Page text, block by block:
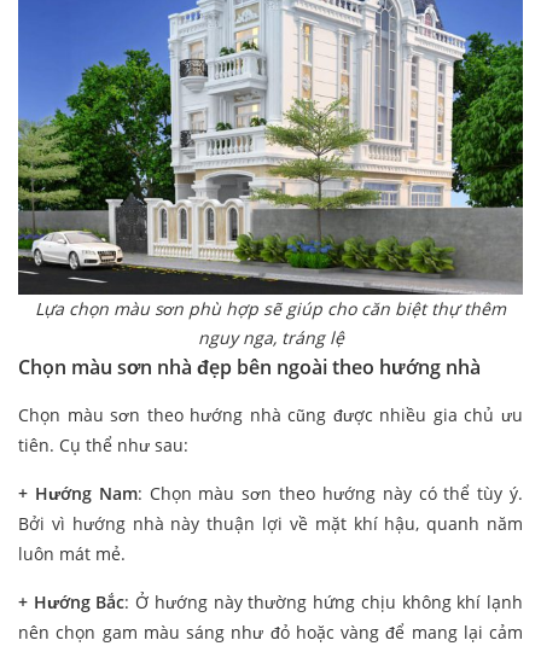
Lựa chọn màu sơn phù hợp sẽ giúp cho căn biệt thự thêm
nguy nga, tráng lệ
Chọn màu sơn nhà đẹp bên ngoài theo hướng nhà
Chọn màu sơn theo hướng nhà cũng được nhiều gia chủ ưu
tiên. Cụ thể như sau:
+ Hướng Nam: Chọn màu sơn theo hướng này có thể tùy ý.
Bởi vì hướng nhà này thuận lợi về mặt khí hậu, quanh năm
luôn mát mẻ.
+ Hướng Bắc: Ở hướng này thường hứng chịu không khí lạnh
nên chọn gam màu sáng như đỏ hoặc vàng để mang lại cảm